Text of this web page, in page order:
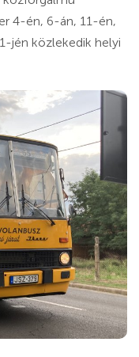
4-én, 6-án, 11-én,
jén közlekedik helyi